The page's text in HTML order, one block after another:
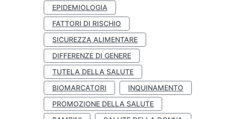
EPIDEMIOLOGIA
FATTORI DI RISCHIO
SICUREZZA ALIMENTARE
DIFFERENZE DI GENERE
TUTELA DELLA SALUTE
BIOMARCATORI
INQUINAMENTO
PROMOZIONE DELLA SALUTE